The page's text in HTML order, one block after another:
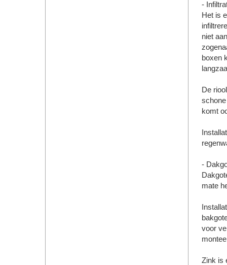
-
Het is
niet
boxen
De
komt
-
mate
voor
Zink is